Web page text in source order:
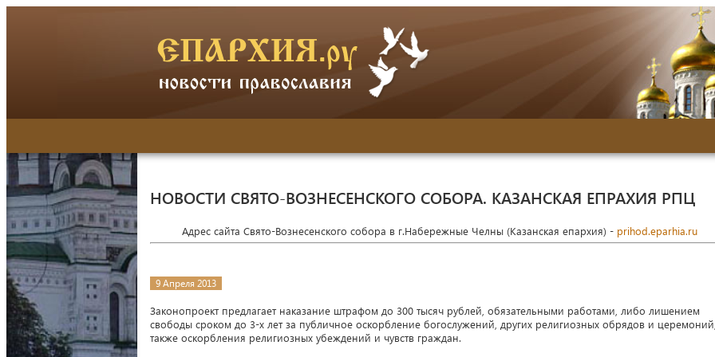
НОВОСТИ СВЯТО-ВОЗНЕСЕНСКОГО СОБОРА. КАЗАНСКАЯ ЕПРАХИЯ РПЦ
Адрес сайта Свято-Вознесенского собора в г.Набережные Челны (Казанская епархия) - prihod.eparhia.ru
9 Апреля 2013
Законопроект предлагает наказание штрафом до 300 тысяч рублей, обязательными работами, либо лишением
свободы сроком до 3-х лет за публичное оскорбление богослужений, других религиозных обрядов и
также оскорбления религиозных убеждений и чувств граждан.